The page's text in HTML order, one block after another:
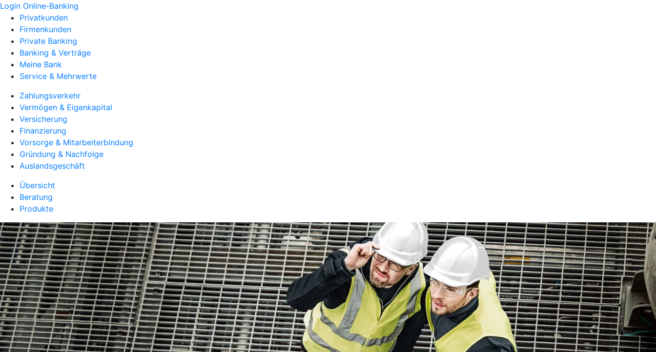
Login Online-Banking
Privatkunden
Firmenkunden
Private Banking
Banking & Verträge
Meine Bank
Service & Mehrwerte
Zahlungsverkehr
Vermögen & Eigenkapital
Versicherung
Finanzierung
Vorsorge & Mitarbeiterbindung
Gründung & Nachfolge
Auslandsgeschäft
Übersicht
Beratung
Produkte